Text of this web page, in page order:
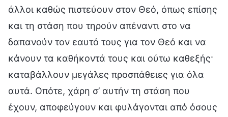
άλλοι καθώς πιστεύουν στον Θεό, όπως επίσης
και τη στάση που τηρούν απέναντι στο να
δαπανούν τον εαυτό τους για τον Θεό και να
κάνουν τα καθήκοντά τους και ούτω καθεξής·
καταβάλλουν μεγάλες προσπάθειες για όλα
αυτά. Οπότε, χάρη σ’ αυτήν τη στάση που
έχουν, αποφεύγουν και φυλάγονται από όσους